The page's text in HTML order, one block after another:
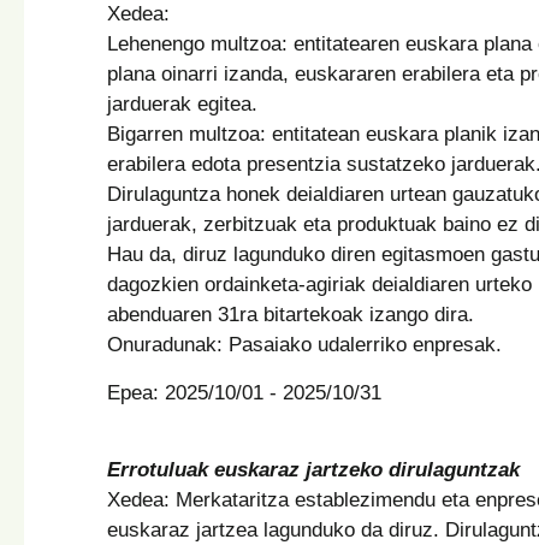
Xedea:
Lehenengo multzoa: entitatearen euskara
plana oinarri izanda, euskararen erabilera eta
jarduerak egitea.
Bigarren multzoa: entitatean euskara planik
erabilera edota presentzia sustatzeko
Dirulaguntza honek deialdiaren urtean
jarduerak, zerbitzuak eta produktuak baino ez
Hau da, diruz lagunduko diren egitasmoen
dagozkien ordainketa-agiriak deialdiaren
abenduaren 31ra bitartekoak izango dira.
Onuradunak: Pasaiako udalerriko enpresak.
Epea: 2025/10/01 - 2025/10/31
Errotuluak euskaraz jartzeko dirulaguntzak
Xedea: Merkataritza establezimendu eta
euskaraz jartzea lagunduko da diruz.